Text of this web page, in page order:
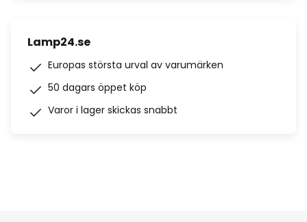
Lamp24.se
Europas största urval av varumärken
50 dagars öppet köp
Varor i lager skickas snabbt